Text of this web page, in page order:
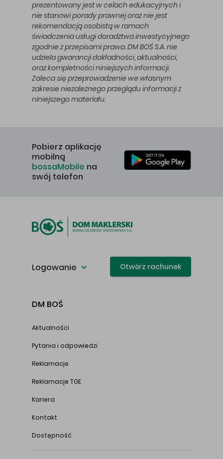
prezentowany jest w celach edukacyjnych i
nie stanowi porady prawnej oraz nie jest
rekomendacją osobistą w ramach
świadczenia usługi doradztwa inwestycyjnego
zgodnie z przepisami prawa. DM BOŚ S.A. nie
udziela gwarancji dokładności, aktualności,
oraz kompletności niniejszych informacji.
Zaleca się przeprowadzenie we własnym
zakresie niezależnego przeglądu informacji z
niniejszego materiału.
Pobierz aplikację
mobilną
bossaMobile na
swój telefon
Logowanie Otwórz rachunek
DM BOŚ
Aktualności
Pytania i odpowiedzi
Reklamacje
Reklamacje TGE
Kariera
Kontakt
Dostępność